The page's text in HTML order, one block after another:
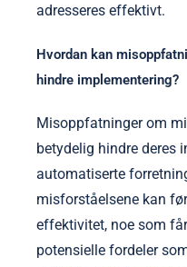
adresseres effektivt.
Hvordan kan
hindre implementering?
Misoppfatninger om
betydelig hindre deres
automatiserte
misforståelsene kan
effektivitet, noe som
potensielle fordeler